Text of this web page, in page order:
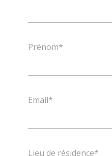
Prénom*
Email*
Lieu de résidence*